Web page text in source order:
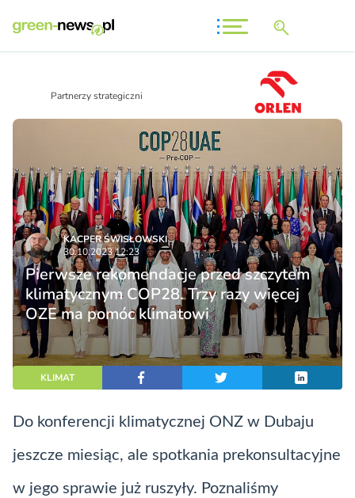
Partnerzy strategiczni
KACPER ŚWISŁO­WSKI
30.10.2023 12:23
Pierwsze rekomendacje przed szczytem
klimatycznym COP28. Trzy razy więcej
OZE ma pomóc klimatowi
KLIMAT
Do konferencji klimatycznej ONZ w Dubaju
jeszcze miesiąc, ale spotkania prekonsultacyjne
w jego sprawie już ruszyły. Poznaliśmy